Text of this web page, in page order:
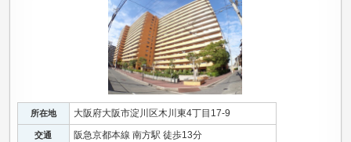
所在地 大阪府大阪市淀川区木川東4丁目17-9
交通 阪急京都本線 南方駅 徒歩13分